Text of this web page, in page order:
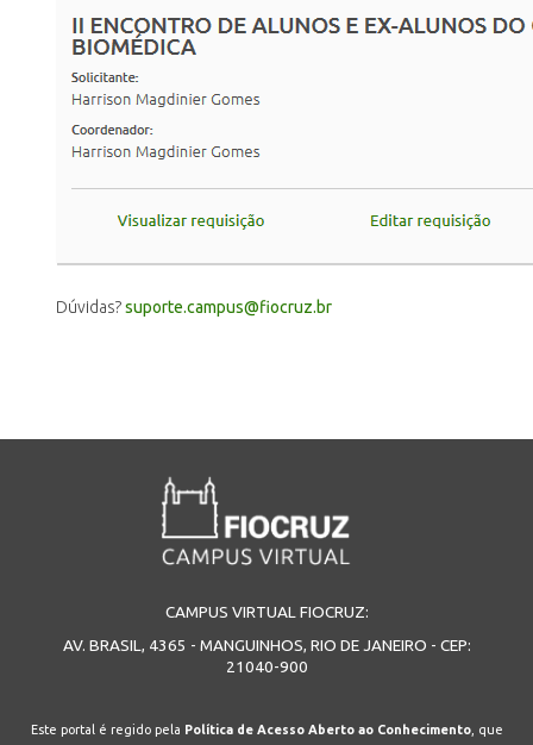
Dúvidas?suporte.campus@fiocruz.br
CAMPUS VIRTUAL FIOCRUZ:
AV. BRASIL, 4365 - MANGUINHOS, RIO DE JANEIRO - CEP:
21040-900
Este portal é regido pela Política de Acesso Aberto ao Conhecimento, que